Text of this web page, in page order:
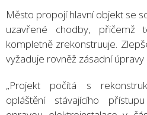
Město propojí hlavní objekt se
uzavřené chodby, přičemž
kompletně zrekonstruuje.
vyžaduje rovněž zásadní úpravy
„Projekt počítá s
opláštění stávajícího